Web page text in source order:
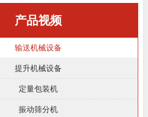
产品视频
输送机械设备
提升机械设备
定量包装机
振动筛分机